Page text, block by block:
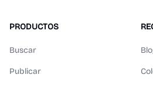
PRODUCTOS
Buscar
Publicar